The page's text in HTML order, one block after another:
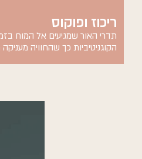
ריכוז ופוקוס
תדרי האור שמגיעים אל המוח
הקוגניטיביות כך שהחוויה